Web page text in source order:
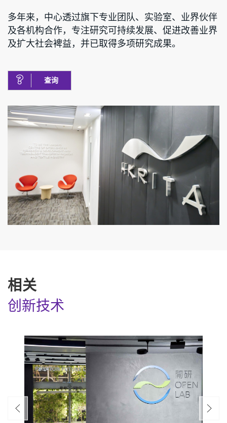
多年来，中心透过旗下专业团队、实验室、业界伙伴
及各机构合作，专注研究可持续发展、促进改善业界
及扩大社会裨益，并已取得多项研究成果。
查询
相关
创新技术